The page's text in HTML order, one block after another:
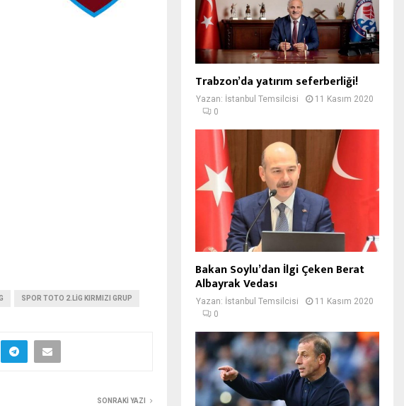
SPOR TOTO 2.LIG KIRMIZI GRUP
SONRAKI YAZI
Trabzon’da yatırım seferberliği!
Yazan: İstanbul Temsilcisi
11 Kasım 2020
0
Bakan Soylu’dan İlgi Çeken Berat
Albayrak Vedası
Yazan: İstanbul Temsilcisi
11 Kasım 2020
0